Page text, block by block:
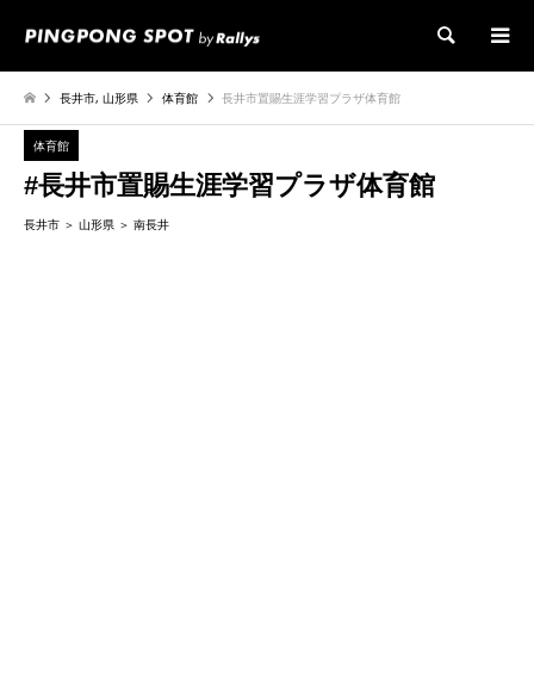
検索
長井市,山形県 体育館 長井市置賜生涯学習プラザ体育館
体育館
#長井市置賜生涯学習プラザ体育館
長井市 山形県 南長井